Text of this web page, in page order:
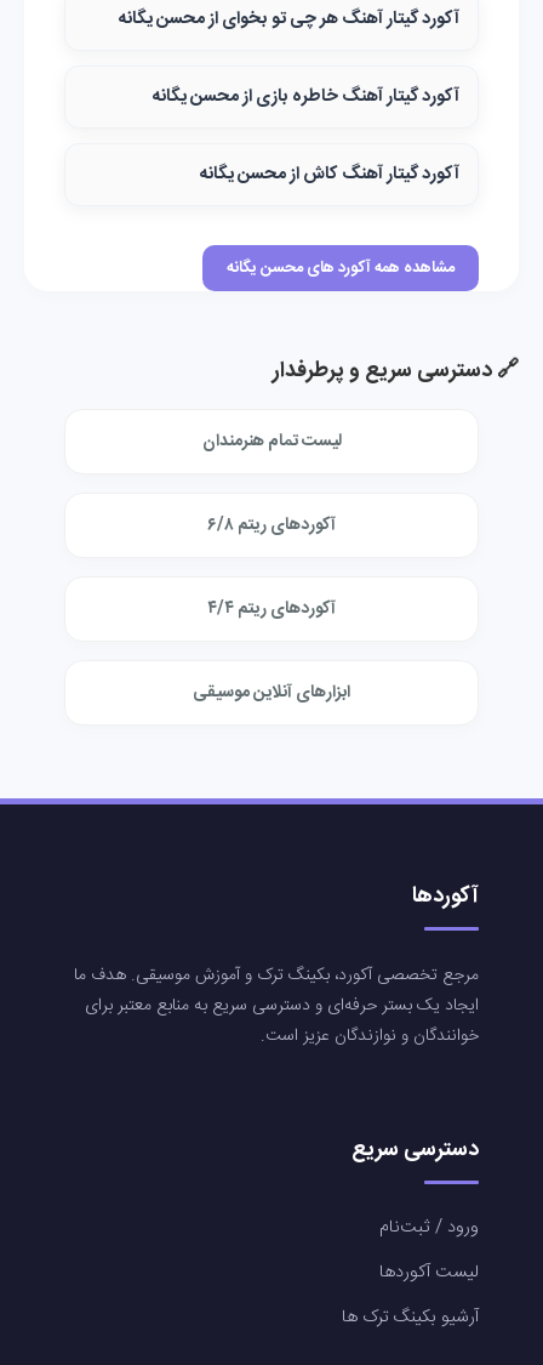
آکورد گیتار آهنگ هر چی تو بخوای از محسن یگانه
آکورد گیتار آهنگ خاطره بازی از محسن یگانه
آکورد گیتار آهنگ کاش از محسن یگانه
مشاهده همه آکورد های محسن یگانه
🔗 دسترسی سریع و پرطرفدار
لیست تمام هنرمندان
آکوردهای ریتم ۶/۸
آکوردهای ریتم ۴/۴
ابزارهای آنلاین موسیقی
آکوردها
مرجع تخصصی آکورد، بکینگ ترک و آموزش موسیقی. هدف ما
ایجاد یک بستر حرفه‌ای و دسترسی سریع به منابع معتبر برای
خوانندگان و نوازندگان عزیز است.
دسترسی سریع
ورود / ثبت‌نام
لیست آکوردها
آرشیو بکینگ ترک ها